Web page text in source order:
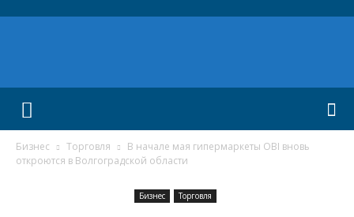
Бизнес Торговля
В начале мая гипермаркеты OBI вновь
откроются в Волгоградской области
Бизнес Торговля